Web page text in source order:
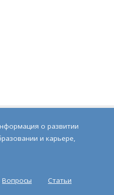
о развитии
и карьере,
Вопросы Статьи